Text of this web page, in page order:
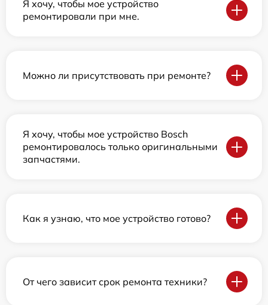
Я хочу, чтобы мое устройство
ремонтировали при мне.
Можно ли присутствовать при ремонте?
Я хочу, чтобы мое устройство Bosch
ремонтировалось только оригинальными
запчастями.
Как я узнаю, что мое устройство готово?
От чего зависит срок ремонта техники?